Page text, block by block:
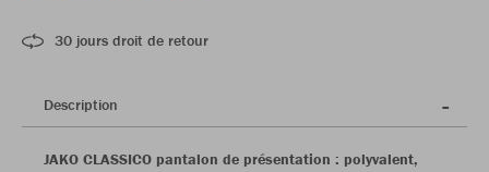
30 jours droit de retour
Description
JAKO CLASSICO pantalon de présentation : polyvalent,